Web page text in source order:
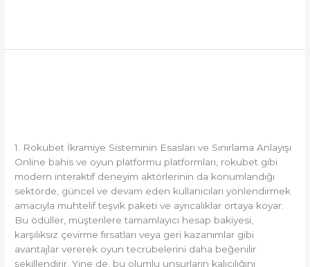
1. Rokubet İkramiye Sisteminin Esasları ve Sınırlama Anlayışı
Online bahis ve oyun platformu platformları, rokubet gibi
modern interaktif deneyim aktörlerinin da konumlandığı
sektörde, güncel ve devam eden kullanıcıları yönlendirmek
amacıyla muhtelif teşvik paketi ve ayrıcalıklar ortaya koyar.
Bu ödüller, müşterilere tamamlayıcı hesap bakiyesi,
karşılıksız çevirme fırsatları veya geri kazanımlar gibi
avantajlar vererek oyun tecrübelerini daha beğenilir
şekillendirir. Yine de, bu olumlu unsurların kalıcılığını
Oyuncu
İçin
Değerleri